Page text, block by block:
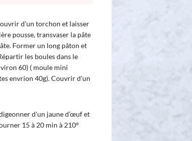
d'un torchon et laisser
pousse, transvaser la pâte
Former un long pâton et
les boules dans le
60) ( moule mini
envrion 40g). Couvrir d'un
d'un jaune d’œuf et
15 à 20 min à 210°